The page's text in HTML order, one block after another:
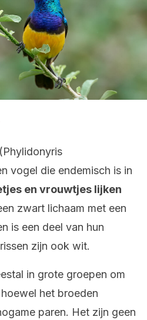
vogel die endemisch is in
en vrouwtjes lijken
zwart lichaam met een
is een deel van hun
zijn ook wit.
in grote groepen om
het broeden
paren. Het zijn geen